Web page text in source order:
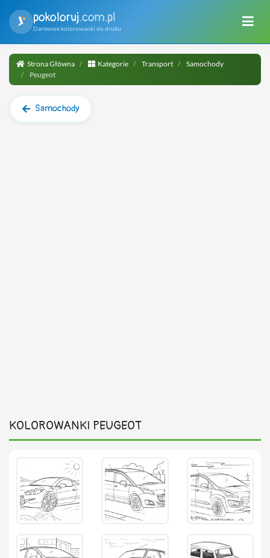
pokoloruj.com.pl
Darmowe kolorowanki do druku
Strona Główna Kategorie Transport
Samochody
Peugeot
Samochody
KOLOROWANKI PEUGEOT